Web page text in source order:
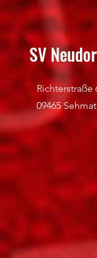
SV
Richterstraße
09465